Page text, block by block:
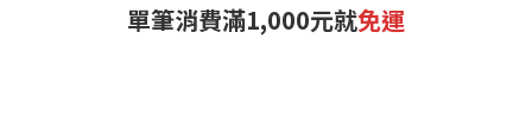
單筆消費滿1,000元就免運